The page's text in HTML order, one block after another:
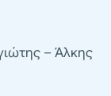
– Άλκης